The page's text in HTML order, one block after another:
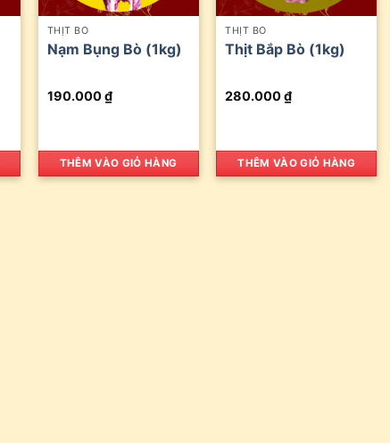
THỊT BÒ
Nạm Bụng Bò (1kg)
190.000₫
THÊM VÀO GIỎ HÀNG
THỊT BÒ
Thịt Bắp Bò (1kg)
280.000₫
THÊM VÀO GIỎ HÀNG